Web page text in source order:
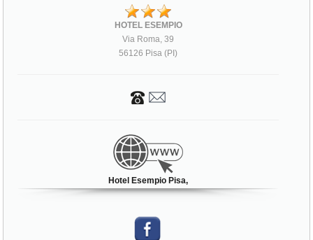
HOTEL ESEMPIO
Via Roma, 39
56126 Pisa (PI)
Hotel Esempio Pisa,